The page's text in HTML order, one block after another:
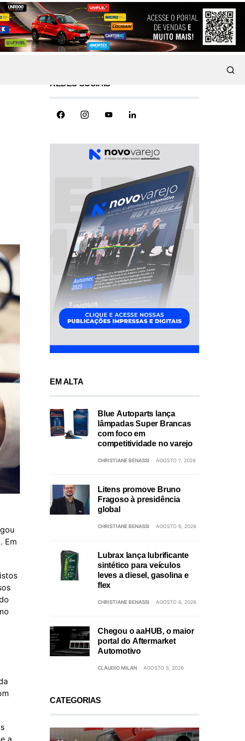
Em
a
REDES SOCIAIS
EM ALTA
Blue Autoparts lança
lâmpadas Super Brancas
com foco em
competitividade no varejo
CHRISTIANE BENASSI AGOSTO 7, 2026
Litens promove Bruno
Fragoso à presidência
global
CHRISTIANE BENASSI AGOSTO 6, 2026
Lubrax lança lubrificante
sintético para veículos
leves a diesel, gasolina e
flex
CHRISTIANE BENASSI AGOSTO 6, 2026
Chegou o aaHUB, o maior
portal do Aftermarket
Automotivo
CLAUDIO MILAN AGOSTO 5, 2026
CATEGORIAS